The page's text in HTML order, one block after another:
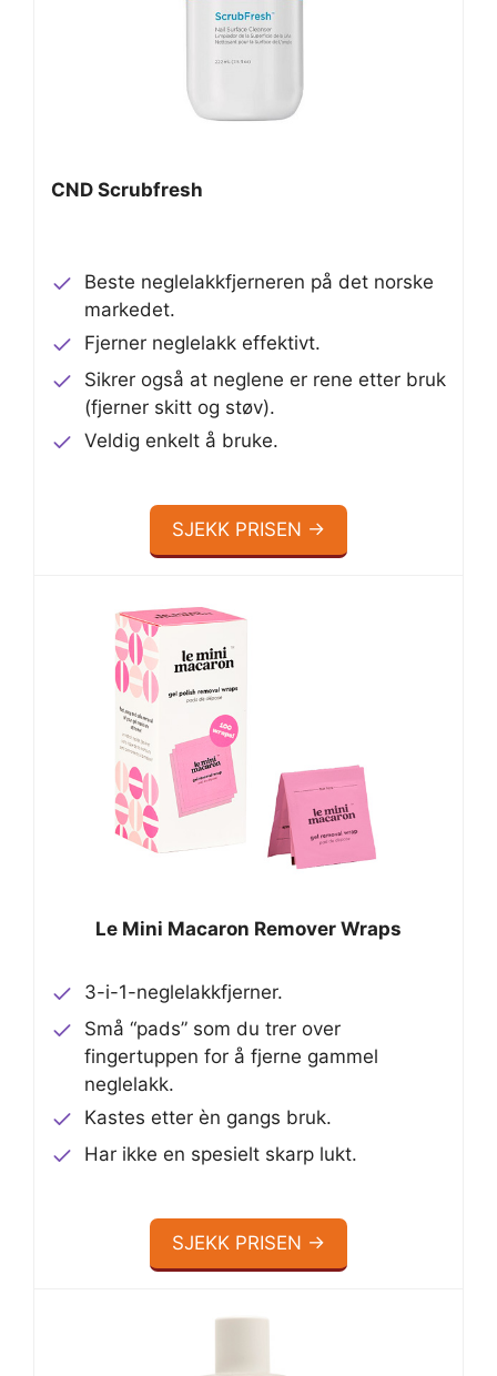
CND Scrubfresh
Beste neglelakkfjerneren på det norske
markedet.
Fjerner neglelakk effektivt.
Sikrer også at neglene er rene etter bruk
(fjerner skitt og støv).
Veldig enkelt å bruke.
SJEKK PRISEN →
Le Mini Macaron Remover Wraps
3-i-1-neglelakkfjerner.
Små “pads” som du trer over
fingertuppen for å fjerne gammel
neglelakk.
Kastes etter èn gangs bruk.
Har ikke en spesielt skarp lukt.
SJEKK PRISEN →